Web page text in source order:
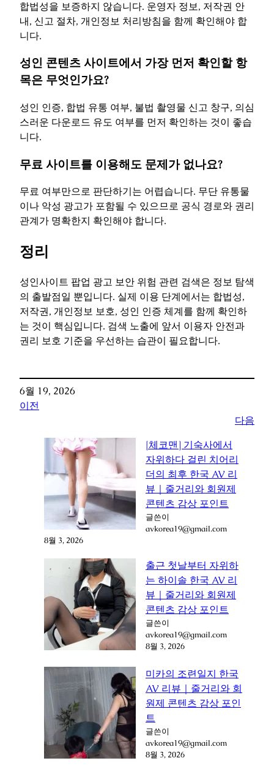
합법성을 보증하지 않습니다. 운영자 정보, 저작권 안
내, 신고 절차, 개인정보 처리방침을 함께 확인해야 합
니다.
성인 콘텐츠 사이트에서 가장 먼저 확인할 항
목은 무엇인가요?
성인 인증, 합법 유통 여부, 불법 촬영물 신고 창구, 의심
스러운 다운로드 유도 여부를 먼저 확인하는 것이 좋습
니다.
무료 사이트를 이용해도 문제가 없나요?
무료 여부만으로 판단하기는 어렵습니다. 무단 유통물
이나 악성 광고가 포함될 수 있으므로 공식 경로와 권리
관계가 명확한지 확인해야 합니다.
정리
성인사이트 팝업 광고 보안 위험 관련 검색은 정보 탐색
의 출발점일 뿐입니다. 실제 이용 단계에서는 합법성,
저작권, 개인정보 보호, 성인 인증 체계를 함께 확인하
는 것이 핵심입니다. 검색 노출에 앞서 이용자 안전과
권리 보호 기준을 우선하는 습관이 필요합니다.
6월 19, 2026
이전
다음
[체코맨] 기숙사에서
자위하다 걸린 치어리
더의 최후 한국 AV 리
뷰｜줄거리와 회원제
콘텐츠 감상 포인트
글쓴이
avkorea19@gmail.com
8월 3, 2026
출근 첫날부터 자위하
는 하이솔 한국 AV 리
뷰｜줄거리와 회원제
콘텐츠 감상 포인트
글쓴이
avkorea19@gmail.com
8월 3, 2026
미카의 조련일지 한국
AV 리뷰｜줄거리와 회
원제 콘텐츠 감상 포인
트
글쓴이
avkorea19@gmail.com
8월 3, 2026